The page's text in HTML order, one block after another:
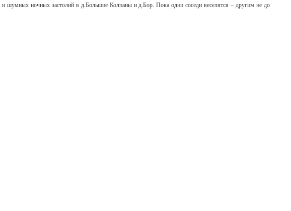
шумных ночных застолий в д.Большие Колпаны и д.Бор. Пока одни соседи веселятся – другим не до